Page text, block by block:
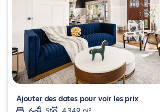
Ajouter des dates pour voir les prix